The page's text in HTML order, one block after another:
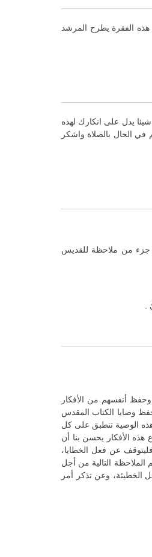
هذه الفقرة يطرح المرشد
يدل على انكارك لهذه
الحال بالصلاة واشكر
جزء من ملاحظة للقديس
وحفظ أنفسهم من الأفكار
والصلاة المستمرة،وحفظ وصايا الكتاب المقدس
أعمال القديسين وتقليد غيرتهم، كيما تفكرالنفس في الوصايا. ثم نصحهم بالتأمل الدائم في قول الرسول:” لا تغرب الشمس على غضبكم “(أفسس 4 :26 ).هذه الوصية تنطبق على كل
الأفكار يحسن بنا أن
أخطأ فليتوقف عن فعل الخطايا،
كما قال الرسول المطوب، حتى يأتي الرب الذي يفحص خفايا القلوب (1 كور 4: 5 ، رومية 2: 16). أخيرا اليكم الملاحظة التالية من أجل
الخطيئة، وعن تذكر أمر